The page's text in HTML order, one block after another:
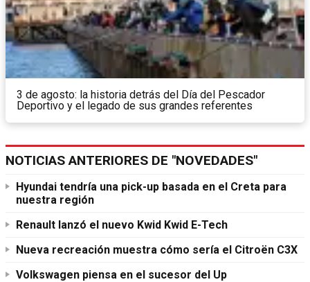
3 de agosto: la historia detrás del Día del Pescador
Deportivo y el legado de sus grandes referentes
NOTICIAS ANTERIORES DE "NOVEDADES"
Hyundai tendría una pick-up basada en el Creta para
nuestra región
Renault lanzó el nuevo Kwid Kwid E-Tech
Nueva recreación muestra cómo sería el Citroën C3X
Volkswagen piensa en el sucesor del Up